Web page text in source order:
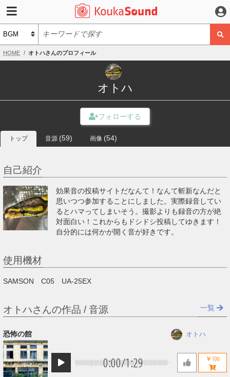
HOME オトハさんのプロフィール
オトハ
トップ 音源 (59) 画像 (54)
自己紹介
効果音の投稿サイトだなんて！なんて斬新なんだと
思いつつ参加することにしました。実際録音してい
るとハマってしまいそう。撮影よりも録音の方が絶
対面白い！これからもドシドシ投稿してゆきます！
自分的には何かが開く音が好きです。
使用機材
SAMSON C05 UA-25EX
オトハさんの作品 / 音源 一覧
0:00/1:29
恐怖の館 オトハ
￥100